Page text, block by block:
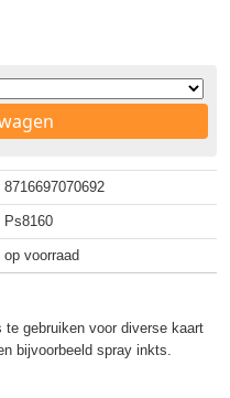
8716697070692
Ps8160
op voorraad
gebruiken voor diverse kaart
bijvoorbeeld spray inkts.